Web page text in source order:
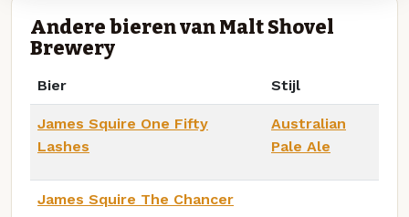
Andere bieren van Malt Shovel
Brewery
Bier Stijl
James Squire One Fifty
Lashes
Australian
Pale Ale
James Squire The Chancer